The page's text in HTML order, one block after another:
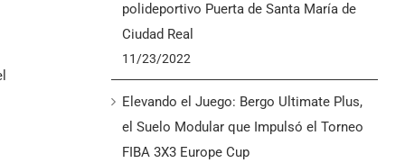
polideportivo Puerta de Santa María de
Ciudad Real
11/23/2022
Elevando el Juego: Bergo Ultimate Plus,
el Suelo Modular que Impulsó el Torneo
FIBA 3X3 Europe Cup